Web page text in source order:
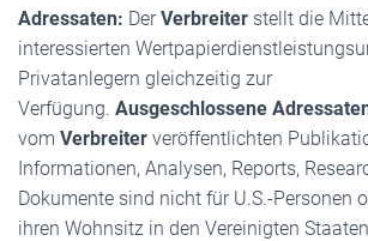
Adressaten: DerVerbreiter stellt die
interessierten
Privatanlegern gleichzeitig zur
Verfügung. Ausgeschlossene
vom Verbreiter veröffentlichten
Informationen, Analysen, Reports,
Dokumente sind nicht für U.S.-Personen
ihren Wohnsitz in den Vereinigten